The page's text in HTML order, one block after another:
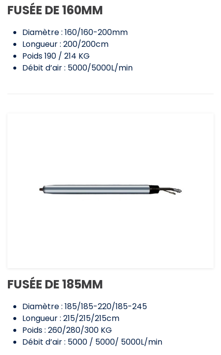
FUSÉE DE 160MM
Diamètre : 160/160-200mm
Longueur : 200/200cm
Poids 190 / 214 KG
Débit d’air : 5000/5000L/min
FUSÉE DE 185MM
Diamètre : 185/185-220/185-245
Longueur : 215/215/215cm
Poids : 260/280/300 KG
Débit d’air : 5000 / 5000/ 5000L/min